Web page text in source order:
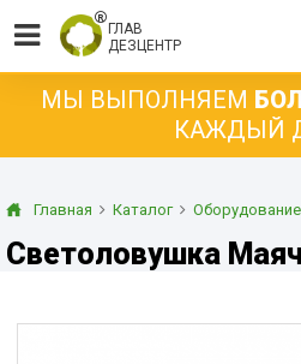
ГЛАВ
ДЕЗЦЕНТР
МЫ ВЫПОЛНЯЕМ
КАЖДЫЙ
Главная Каталог Оборудование
Светоловушка